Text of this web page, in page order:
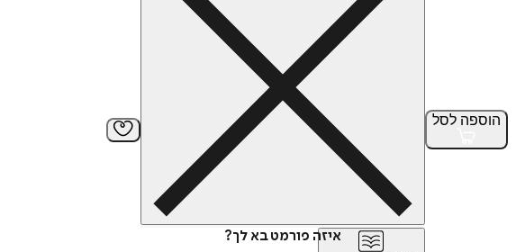
הוספה לסל
איזה פורמט בא לך?